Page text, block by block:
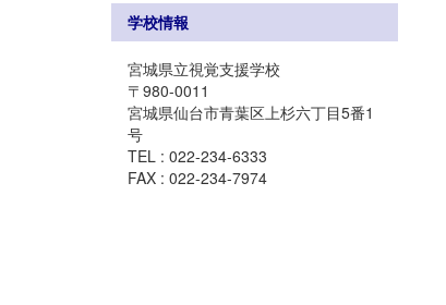
学校情報
宮城県立視覚支援学校
〒980-0011
宮城県仙台市青葉区上杉六丁目5番1
号
TEL : 022-234-6333
FAX : 022-234-7974